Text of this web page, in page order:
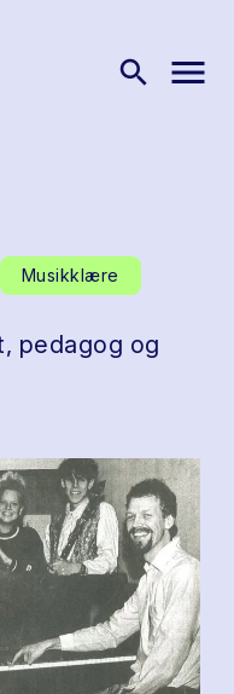
search menu
Musikklære
pedagog og